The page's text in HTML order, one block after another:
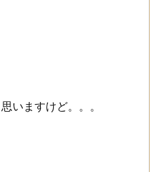
いますけど。。。